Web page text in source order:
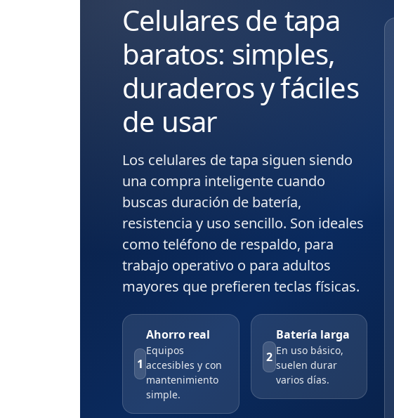
Celulares de tapa
baratos: simples,
duraderos y fáciles
de usar
Los celulares de tapa siguen siendo
una compra inteligente cuando
buscas duración de batería,
resistencia y uso sencillo. Son ideales
como teléfono de respaldo, para
trabajo operativo o para adultos
mayores que prefieren teclas físicas.
1
Ahorro real
Equipos
accesibles y con
mantenimiento
simple.
2
Batería larga
En uso básico,
suelen durar
varios días.